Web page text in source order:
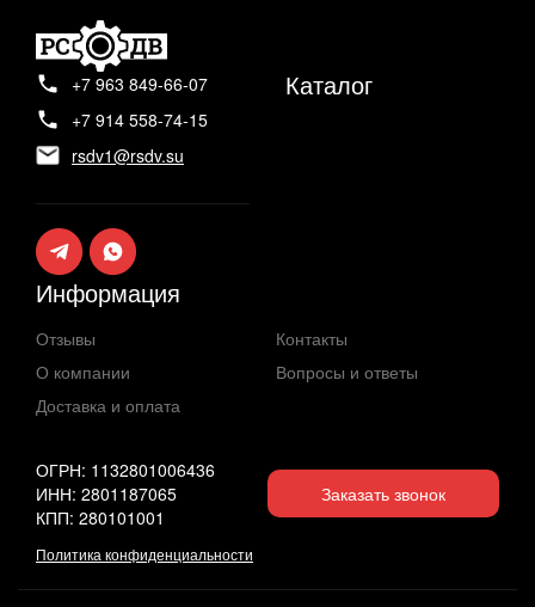
ОГРН: 1132801006436
ИНН: 2801187065
КПП: 280101001
Заказать звонок
Политика конфиденциальности
+7 963 849-66-07
+7 914 558-74-15
rsdv1@rsdv.su
Каталог
Информация
Отзывы
О компании
Доставка и оплата
Контакты
Вопросы и ответы